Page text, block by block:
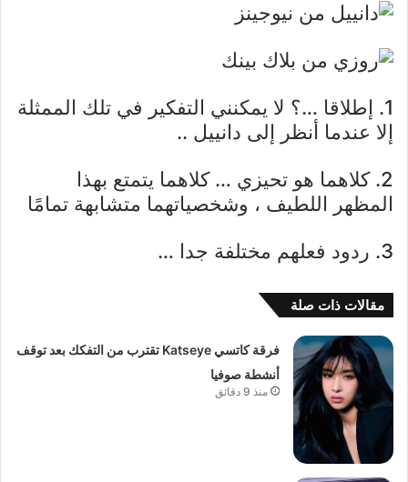
1. إطلاقا …؟ لا يمكنني التفكير في تلك الممثلة
إلا عندما أنظر إلى دانييل ..
2. كلاهما هو تحيزي … كلاهما يتمتع بهذا
المظهر اللطيف ، وشخصياتهما متشابهة تمامًا
3. ردود فعلهم مختلفة جدا …
مقالات ذات صلة
فرقة كاتسي Katseye تقترب من التفكك بعد توقف
أنشطة صوفيا
منذ 9 دقائق